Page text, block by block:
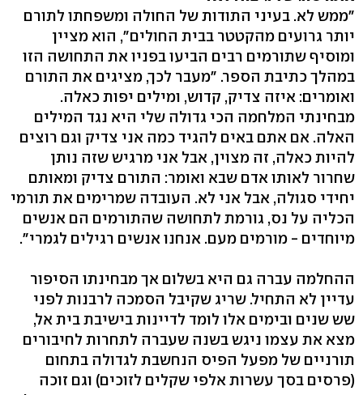
"ממש לא. בעיני התודות של החולה ומשפחתו לתורם
יותר גרועים מהקטטר בבית החולים", הוא מציין
ומוסיף שתורמים רבים הביעו בפניו את התחושה הזו
במהלך כתיבת הספר. "מעבר לכך, מציגים את התורם
ואומרים: איזה צדיק, קדוש, ומילים יפות כאלה.
מבחינתי המלחמה הכי גדולה שלי היא נגד המילים
האלה. אם אתם באים להגיד כמה אני צדיק וגם רוצים
להיות כאלה, זה מצוין, אבל אני מרגיש שזה נותן
שחרור לאותו אדם שבא ואומר: התורם צדיק ומאותם
יחידי סגולה, אבל אני לא. העובדה שמרימים את תורמי
הכליה על נס, גורמת לתחושה שהתורמים הם אנשים
מיוחדים - מורמים מעם. אנחנו אנשים רגילים לגמרי".
ההחלמה עברה גם היא בשלום אך מבחינתו הסיפור
עדיין לא התחיל. שריג שקיבל הסמכה לרבנות לפני
שש שנים ובימים אלו לומד לדיינות בישיבת בית אל,
מצא את עצמו ניגש בשנה שעברה לתחרות לחיבורים
תורניים של מפעל הפיס הנחשבת לגדולה בתחום
(פרסים בסך עשרות אלפי שקלים לזוכים) וגם זוכה